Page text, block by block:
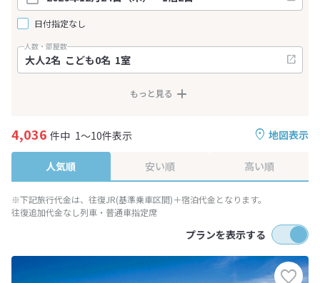
日付指定なし
人数・部屋数
もっと見る
地図表示
4,036 件中 1～10件表示
人気順 安い順 高い順
※下記旅行代金は、往復JR(基準乗車区間)＋宿泊代金となります。
往復追加代金なし列車・普通車指定席
プランを表示する